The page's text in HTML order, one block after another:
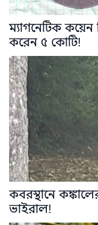
ম্যাগনেটিক কয়েন
করেন ৫ কোটি!
কবরস্থানে
ভাইরাল!